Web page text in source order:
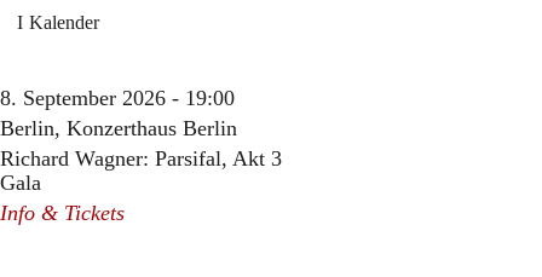
Kalender
8. September 2026 - 19:00
Berlin, Konzerthaus Berlin
Richard Wagner: Parsifal, Akt 3
Gala
Info & Tickets